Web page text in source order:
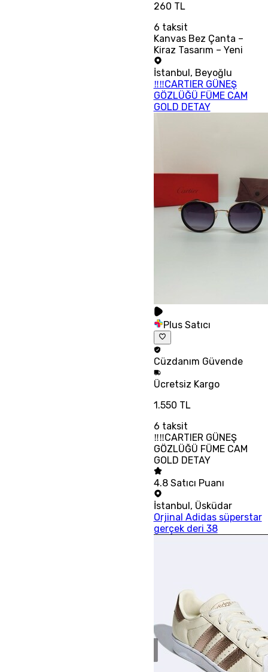
260 TL
6 taksit
Kanvas Bez Çanta –
Kiraz Tasarım – Yeni
İstanbul , Beyoğlu
‼‼CARTIER GÜNEŞ
GÖZLÜĞÜ FÜME CAM
GOLD DETAY
Plus Satıcı
Cüzdanım Güvende
Ücretsiz Kargo
1.550 TL
6 taksit
‼‼CARTIER GÜNEŞ
GÖZLÜĞÜ FÜME CAM
GOLD DETAY
4.8 Satıcı Puanı
İstanbul, Üsküdar
Orjinal Adidas süperstar
gerçek deri 38